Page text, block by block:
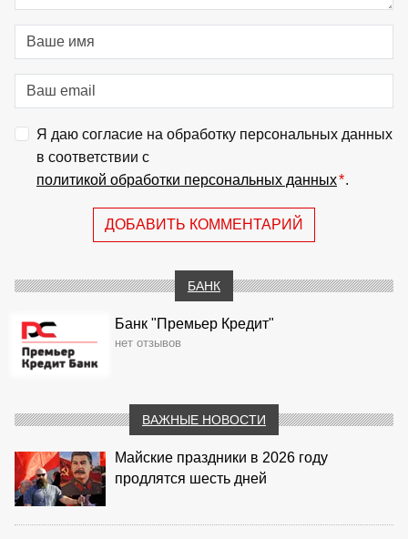
Я даю согласие на обработку персональных данных
в соответствии с
политикой обработки персональных данных*.
ДОБАВИТЬ КОММЕНТАРИЙ
БАНК
Банк "Премьер Кредит"
нет отзывов
ВАЖНЫЕ НОВОСТИ
Майские праздники в 2026 году
продлятся шесть дней